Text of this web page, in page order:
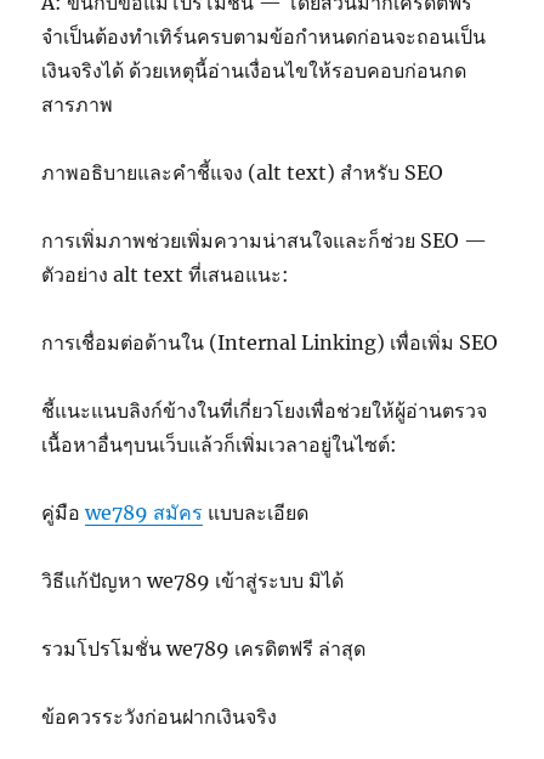
จำเป็นต้องทำเทิร์นครบตามข้อกำหนดก่อนจะถอนเป็น
เงินจริงได้ ด้วยเหตุนี้อ่านเงื่อนไขให้รอบคอบก่อนกด
สารภาพ
ภาพอธิบายและคำชี้แจง (alt text) สำหรับ SEO
การเพิ่มภาพช่วยเพิ่มความน่าสนใจและก็ช่วย SEO —
ตัวอย่าง alt text ที่เสนอแนะ:
การเชื่อมต่อด้านใน (Internal Linking) เพื่อเพิ่ม SEO
ชี้แนะแนบลิงก์ข้างในที่เกี่ยวโยงเพื่อช่วยให้ผู้อ่านตรวจ
เนื้อหาอื่นๆบนเว็บแล้วก็เพิ่มเวลาอยู่ในไซต์:
คู่มือwe789 สมัคร แบบละเอียด
วิธีแก้ปัญหา we789 เข้าสู่ระบบ มิได้
รวมโปรโมชั่น we789 เครดิตฟรี ล่าสุด
ข้อควรระวังก่อนฝากเงินจริง